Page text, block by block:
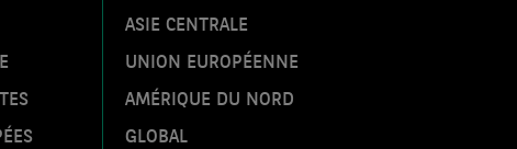
ECO PERSPECTIVES
maintenant bien résisté au choc
énergétique
ASIE CENTRALE
UNION EUROPÉENNE
AMÉRIQUE DU NORD
GLOBAL